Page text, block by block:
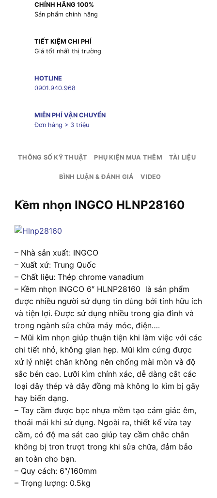
CHÍNH HÃNG 100%
Sản phẩm chính hãng
TIẾT KIỆM CHI PHÍ
Giá tốt nhất thị trường
HOTLINE
0901.940.968
MIỄN PHÍ VẬN CHUYỂN
Đơn hàng > 3 triệu
THÔNG SỐ KỸ THUẬT PHỤ KIỆN MUA THÊM TÀI LIỆU
BÌNH LUẬN & ĐÁNH GIÁ VIDEO
Kềm nhọn INGCO HLNP28160
– Nhà sản xuất: INGCO
– Xuất xứ: Trung Quốc
– Chất liệu: Thép chrome vanadium
– Kềm nhọn INGCO 6″ HLNP28160 là sản phẩm
được nhiều người sử dụng tin dùng bởi tính hữu ích
và tiện lợi. Được sử dụng nhiều trong gia đình và
trong ngành sửa chữa máy móc, điện….
– Mũi kìm nhọn giúp thuận tiện khi làm việc với các
chi tiết nhỏ, không gian hẹp. Mũi kìm cứng được
xử lý nhiệt chân không nên chống mài mòn và độ
sắc bén cao. Lưỡi kìm chính xác, dễ dàng cắt các
loại dây thép và dây đồng mà không lo kìm bị gãy
hay biến dạng.
– Tay cầm được bọc nhựa mềm tạo cảm giác êm,
thoải mái khi sử dụng. Ngoài ra, thiết kế vừa tay
cầm, có độ ma sát cao giúp tay cầm chắc chắn
không bị trơn trượt trong khi sửa chữa, đảm bảo
an toàn cho bạn.
– Quy cách: 6″/160mm
– Trọng lượng: 0.5kg